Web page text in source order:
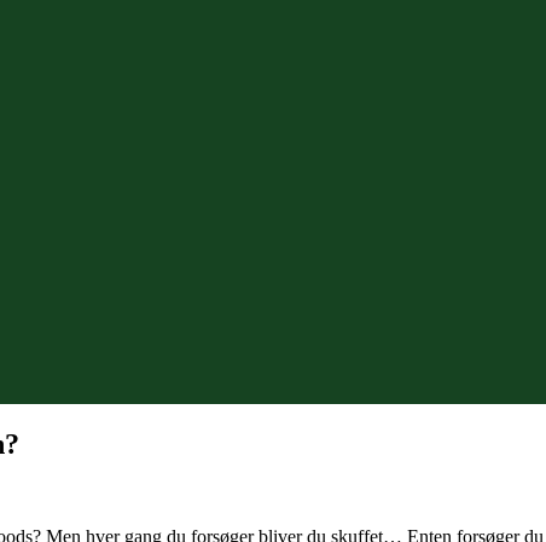
Men hver gang du forsøger bliver du skuffet… Enten forsøger